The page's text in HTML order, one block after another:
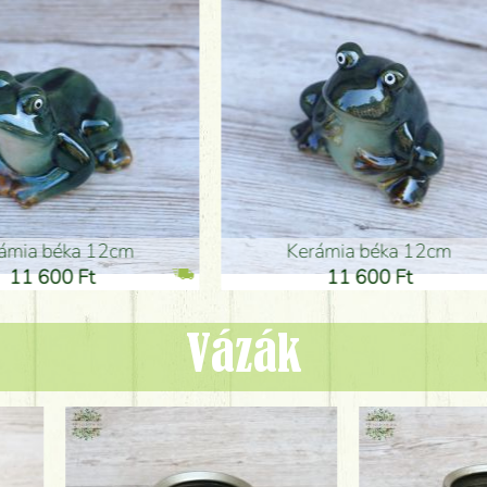
béka 12cm
600 Ft
Kerámia béka 12cm
11 600 Ft
Vázák